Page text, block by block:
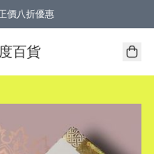
價八折優惠
百貨